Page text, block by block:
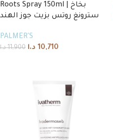
Roots Spray 150ml | بخاخ
سترونغ روتس بزيت جوز الهند
PALMER'S
11,900 د.ا 10,710 د.ا